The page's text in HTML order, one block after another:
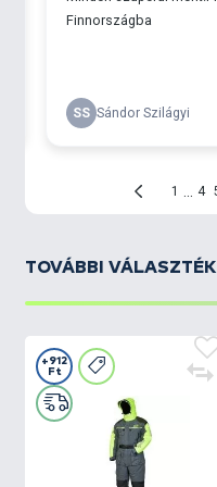
Csípő: 152 cm
TOVÁBBI VÁLASZTÉK
+912
Ft